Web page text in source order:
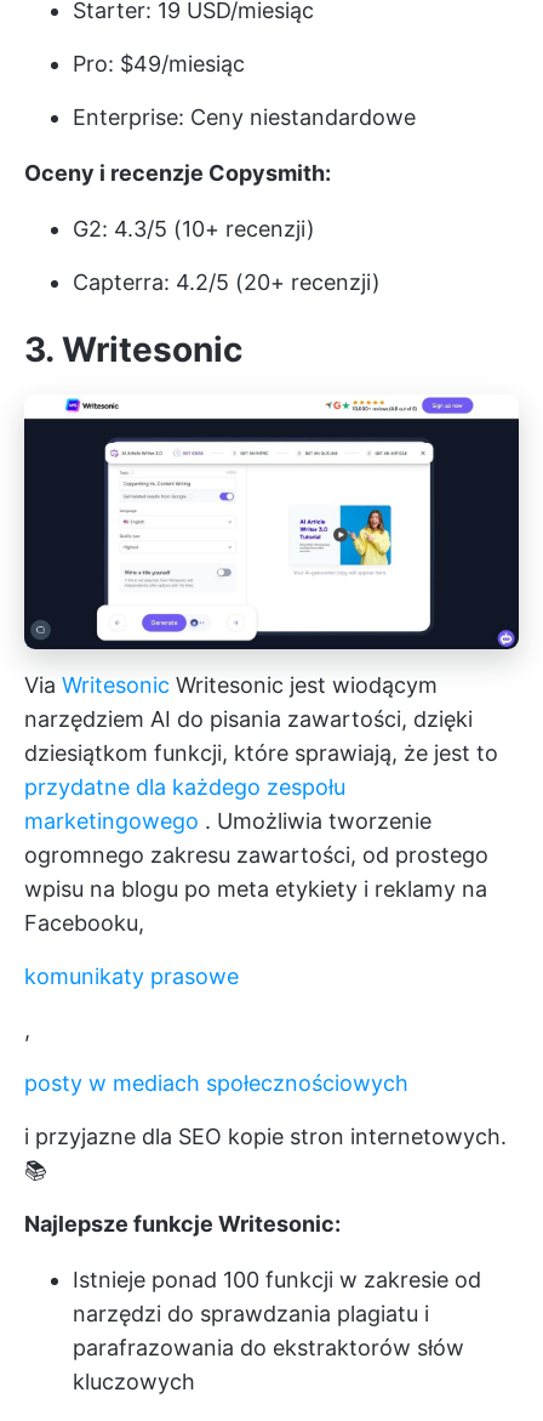
Starter: 19 USD/miesiąc
Pro: $49/miesiąc
Enterprise: Ceny niestandardowe
Oceny i recenzje Copysmith:
G2: 4.3/5 (10+ recenzji)
Capterra: 4.2/5 (20+ recenzji)
3. Writesonic
Via Writesonic Writesonic jest wiodącym
narzędziem AI do pisania zawartości, dzięki
dziesiątkom funkcji, które sprawiają, że jest to
przydatne dla każdego zespołu
marketingowego . Umożliwia tworzenie
ogromnego zakresu zawartości, od prostego
wpisu na blogu po meta etykiety i reklamy na
Facebooku,
komunikaty prasowe
,
posty w mediach społecznościowych
i przyjazne dla SEO kopie stron internetowych.
📚
Najlepsze funkcje Writesonic:
Istnieje ponad 100 funkcji w zakresie od
narzędzi do sprawdzania plagiatu i
parafrazowania do ekstraktorów słów
kluczowych